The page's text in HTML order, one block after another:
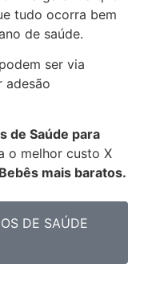
tudo ocorra bem
de saúde.
ser via
adesão
de Saúde para
o melhor custo X
mais baratos.
DE SAÚDE